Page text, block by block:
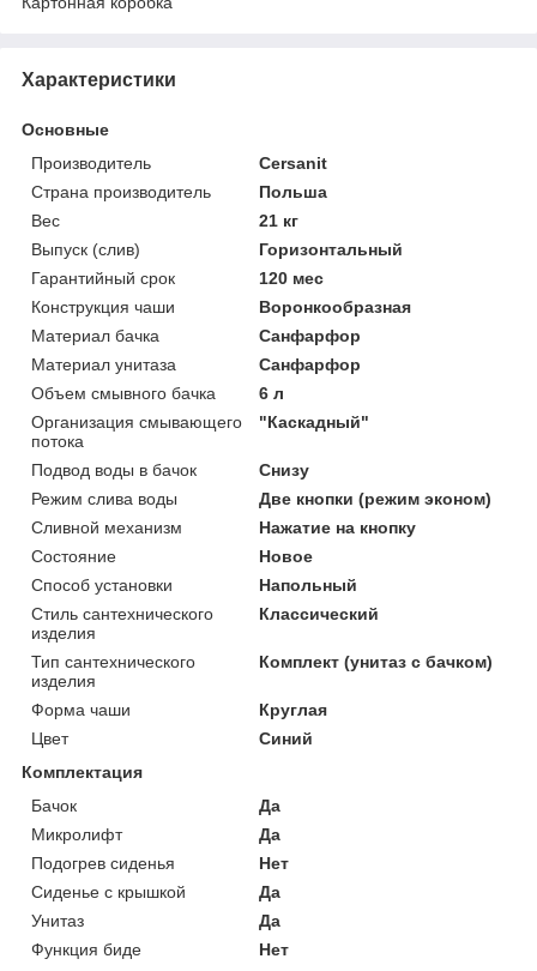
Характеристики
Основные
Производитель
Cersanit
Страна производитель
Польша
Вес
21 кг
Выпуск (слив)
Горизонтальный
Гарантийный срок
120 мес
Конструкция чаши
Воронкообразная
Материал бачка
Санфарфор
Материал унитаза
Санфарфор
Объем смывного бачка
6 л
Организация смывающего
потока
"Каскадный"
Подвод воды в бачок
Снизу
Режим слива воды
Две кнопки (режим эконом)
Сливной механизм
Нажатие на кнопку
Состояние
Новое
Способ установки
Напольный
Стиль сантехнического
изделия
Классический
Тип сантехнического
изделия
Комплект (унитаз с бачком)
Форма чаши
Круглая
Цвет
Синий
Комплектация
Бачок
Да
Микролифт
Да
Подогрев сиденья
Нет
Сиденье с крышкой
Да
Унитаз
Да
Функция биде
Нет